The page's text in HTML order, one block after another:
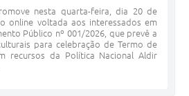
nesta quarta-feira, dia 20 de
online voltada aos interessados em
Público nº 001/2026, que prevê a
para celebração de Termo de
recursos da Política Nacional Aldir